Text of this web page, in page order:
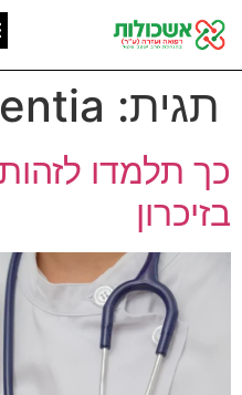
תגית:
כך תלמדו
בזיכרון